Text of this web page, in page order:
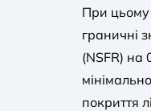
При цьому
граничні
(NSFR)
покриття